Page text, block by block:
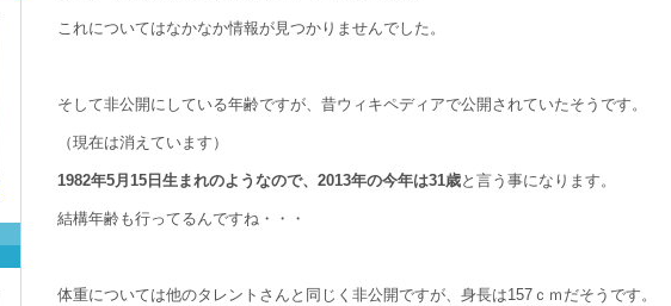
これについてはなかなか情報が見つかりませんでした。
そして非公開にしている年齢ですが、昔ウィキペディアで公開されていたそうです。
（現在は消えています）
1982年5月15日生まれのようなので、2013年の今年は31歳と言う事になります。
結構年齢も行ってるんですね・・・
体重については他のタレントさんと同じく非公開ですが、身長は157ｃｍだそうです。